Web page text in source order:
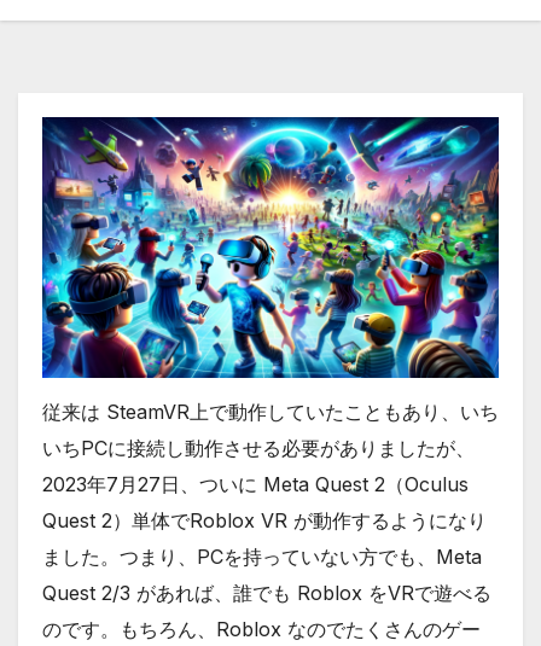
t
従来は SteamVR上で動作していたこともあり、いち
いちPCに接続し動作させる必要がありましたが、
2023年7月27日、ついに Meta Quest 2（Oculus
Quest 2）単体でRoblox VR が動作するようになり
ました。つまり、PCを持っていない方でも、Meta
Quest 2/3 があれば、誰でも Roblox をVRで遊べる
のです。もちろん、Roblox なのでたくさんのゲー